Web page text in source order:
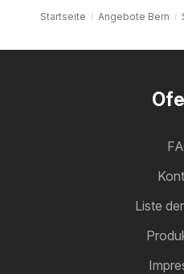
Startseite Angebote Bern
Liste